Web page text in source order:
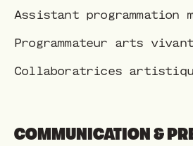
Assistant programmation
Programmateur arts
Collaboratrices
COMMUNICATION &